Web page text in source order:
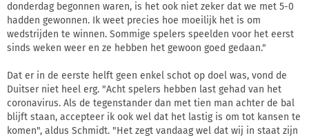
donderdag begonnen waren, is het ook niet zeker dat we met 5-0
hadden gewonnen. Ik weet precies hoe moeilijk het is om
wedstrijden te winnen. Sommige spelers speelden voor het eerst
sinds weken weer en ze hebben het gewoon goed gedaan."
Dat er in de eerste helft geen enkel schot op doel was, vond de
Duitser niet heel erg. "Acht spelers hebben last gehad van het
coronavirus. Als de tegenstander dan met tien man achter de bal
blijft staan, accepteer ik ook wel dat het lastig is om tot kansen te
komen", aldus Schmidt. "Het zegt vandaag wel dat wij in staat zijn